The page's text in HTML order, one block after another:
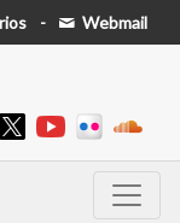
- Webmail